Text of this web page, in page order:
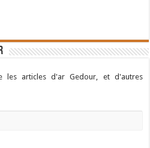
les articles d'ar Gedour, et d'autres